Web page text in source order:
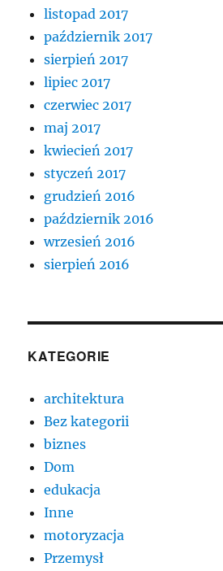
listopad 2017
październik 2017
sierpień 2017
lipiec 2017
czerwiec 2017
maj 2017
kwiecień 2017
styczeń 2017
grudzień 2016
październik 2016
wrzesień 2016
sierpień 2016
KATEGORIE
architektura
Bez kategorii
biznes
Dom
edukacja
Inne
motoryzacja
Przemysł